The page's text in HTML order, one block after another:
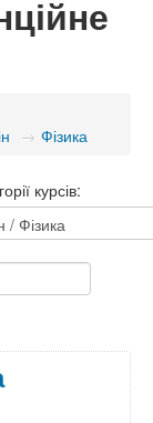
→ Фізика
курсів: